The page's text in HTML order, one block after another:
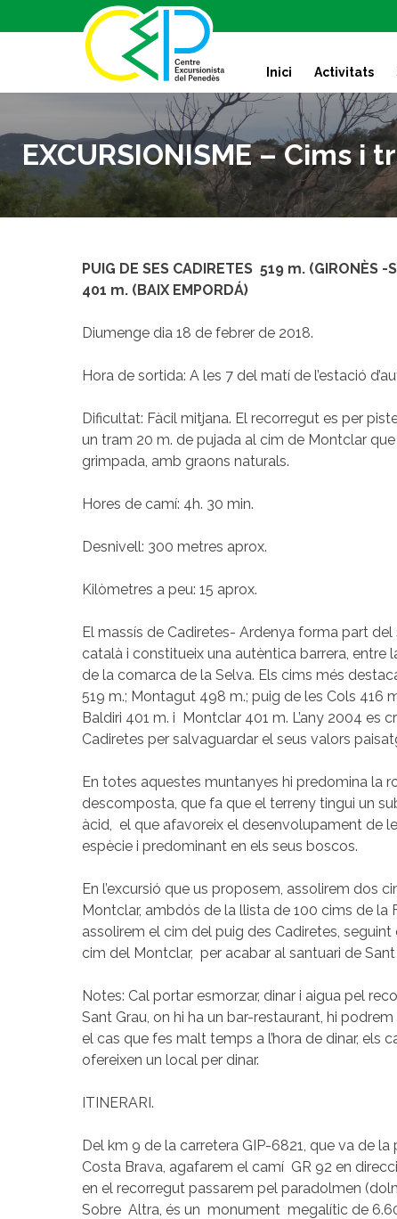
k
t
c
n
Inici Activitats
EXCURSIONISME – Cims i
PUIG DE SES CADIRETES 519 m. (GIRONÈS
401 m. (BAIX EMPORDÁ)
Diumenge dia 18 de febrer de 2018.
Hora de sortida: A les 7 del matí de l’estació
Dificultat: Fàcil mitjana. El recorregut es per
un tram 20 m. de pujada al cim de Montclar
grimpada, amb graons naturals.
Hores de camí: 4h. 30 min.
Desnivell: 300 metres aprox.
Kilòmetres a peu: 15 aprox.
El massís de Cadiretes- Ardenya forma part
català i constitueix una autèntica barrera,
de la comarca de la Selva. Els cims més
519 m.; Montagut 498 m.; puig de les Cols 416
Baldiri 401 m. i Montclar 401 m. L’any 2004 es
Cadiretes per salvaguardar el seus valors
En totes aquestes muntanyes hi predomina la
descomposta, que fa que el terreny tingui un
àcid, el que afavoreix el desenvolupament de
espècie i predominant en els seus boscos.
En l’excursió que us proposem, assolirem dos
Montclar, ambdós de la llista de 100 cims de la
assolirem el cim del puig des Cadiretes, seguint
cim del Montclar, per acabar al santuari de Sant
Notes: Cal portar esmorzar, dinar i aigua pel
Sant Grau, on hi ha un bar-restaurant, hi
el cas que fes malt temps a l’hora de dinar, els
ofereixen un local per dinar.
ITINERARI.
Del km 9 de la carretera GIP-6821, que va de
Costa Brava, agafarem el camí GR 92 en
en el recorregut passarem pel paradolmen
Sobre Altra, és un monument megalític de 6.60